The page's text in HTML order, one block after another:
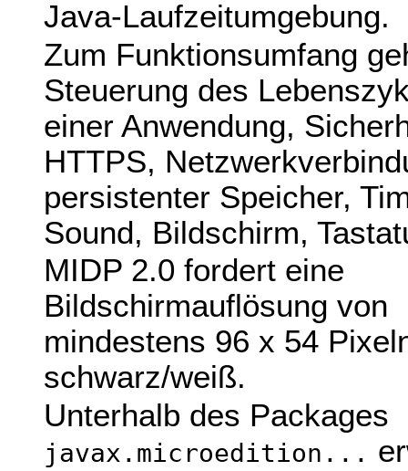
Java-Laufzeitumgebung.
Zum Funktionsumfang
Steuerung des
einer Anwendung,
HTTPS,
persistenter Speicher,
Sound, Bildschirm,
MIDP 2.0 fordert eine
Bildschirmauflösung von
mindestens 96 x 54
schwarz/weiß.
Unterhalb des Packages
javax.microedition...